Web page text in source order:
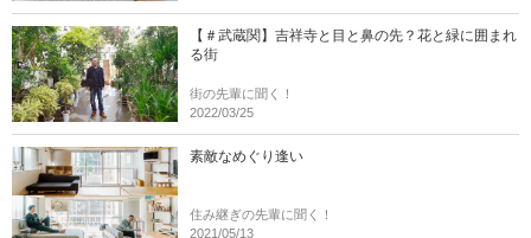
【＃武蔵関】吉祥寺と目と鼻の先？花と緑に囲まれ
る街
街の先輩に聞く！
2022/03/25
素敵なめぐり逢い
住み継ぎの先輩に聞く！
2021/05/13